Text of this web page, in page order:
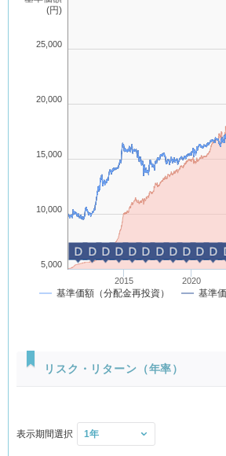
基準価額（分配金再投資） 基準
(円)
D
D
D
D
D
D
D
D
D
D
D
2015 2020
5,000
10,000
15,000
20,000
25,000
リスク・リターン（年率）
表示期間選択
投資方針
ックス（除く日本、ヘッジなし・円ベース）
実質組入外貨建資産については、原則として
せん。
ファンドはマザーファンドを通じて投資する
基準価額の変動要因
ファンドの基準価額は、投資を行なっている
よる影響を受けますが、これらの運用による
皆様に帰属します。
債券価格変動リスク:債券（公社債等）は、
為替変動リスク:ファンドは、実質組入外貨